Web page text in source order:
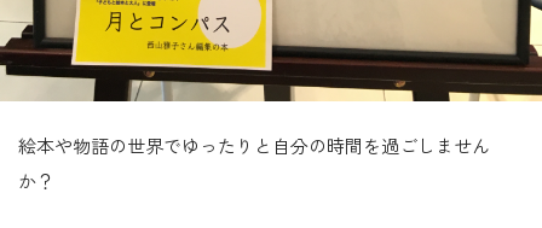
絵本や物語の世界でゆったりと自分の時間を過ごしません
か？